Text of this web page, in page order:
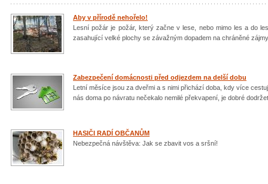
Aby v přírodě nehořelo!
Lesní požár je požár, který začne v lese, nebo mimo les a do
zasahující velké plochy se závažným dopadem na chráněné
Zabezpečení domácnosti před odjezdem na delší dobu
Letní měsíce jsou za dveřmi a s nimi přichází doba, kdy více
nás doma po návratu nečekalo nemilé překvapení, je dobré
HASIČI RADÍ OBČANŮM
Nebezpečná návštěva: Jak se zbavit vos a sršní!